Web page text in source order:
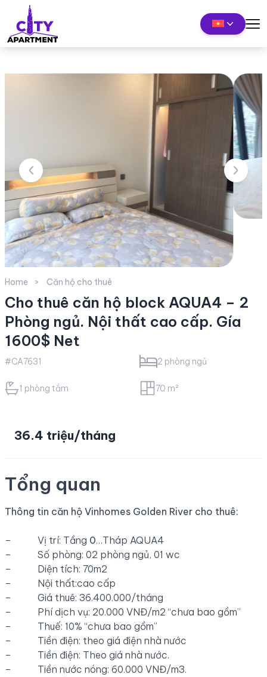
Home Căn hộ cho thuê
Cho thuê căn hộ block AQUA4 – 2
Phòng ngủ. Nội thất cao cấp. Gía
1600$ Net
#CA7631 2 phòng ngủ
1 phòng tắm 70 m²
36.4 triệu/tháng
Tổng quan
Thông tin căn hộ Vinhomes Golden River cho thuê:
– Vị trí: Tầng 0…Tháp AQUA4
– Số phòng: 02 phòng ngủ, 01 wc
– Diện tích: 70m2
– Nội thất:cao cấp
– Giá thuê: 36.400.000/tháng
– Phí dịch vụ: 20.000 VNĐ/m2 “chưa bao gồm”
– Thuế: 10% “chưa bao gồm”
– Tiền điện: theo giá điện nhà nước
– Tiền điện: Theo giá nhà nước.
– Tiền nước nóng: 60.000 VNĐ/m3.